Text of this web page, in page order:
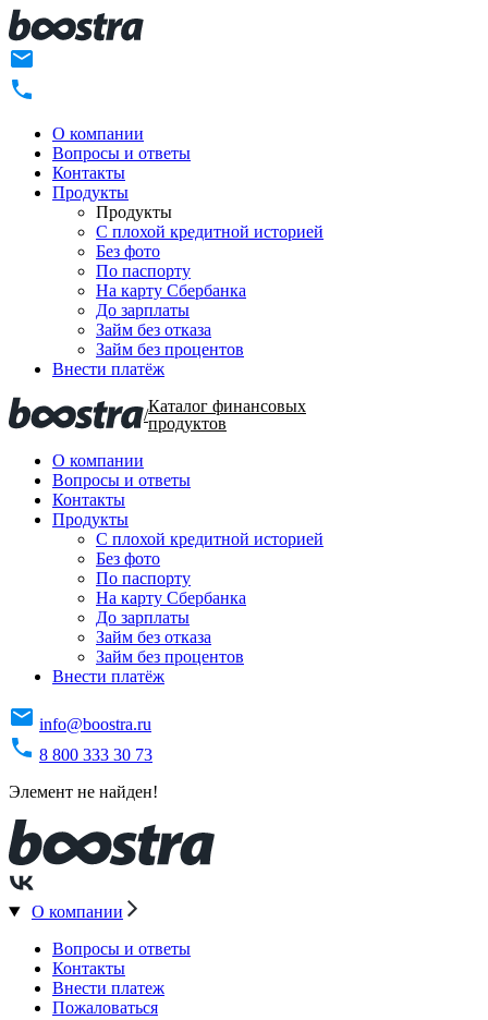
О компании
Вопросы и ответы
Контакты
Продукты
Продукты
C плохой кредитной историей
Без фото
По паспорту
На карту Сбербанка
До зарплаты
Займ без отказа
Займ без процентов
Внести платёж
/Каталог финансовых
продуктов
О компании
Вопросы и ответы
Контакты
Продукты
C плохой кредитной историей
Без фото
По паспорту
На карту Сбербанка
До зарплаты
Займ без отказа
Займ без процентов
Внести платёж
info@boostra.ru
8 800 333 30 73
Элемент не найден!
О компании
Вопросы и ответы
Контакты
Внести платеж
Пожаловаться